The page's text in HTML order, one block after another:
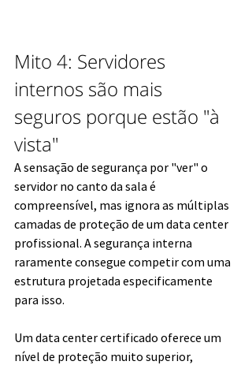
Mito 4: Servidores
internos são mais
seguros porque estão "à
vista"
A sensação de segurança por "ver" o
servidor no canto da sala é
compreensível, mas ignora as múltiplas
camadas de proteção de um data center
profissional. A segurança interna
raramente consegue competir com uma
estrutura projetada especificamente
para isso.
Um data center certificado oferece um
nível de proteção muito superior,